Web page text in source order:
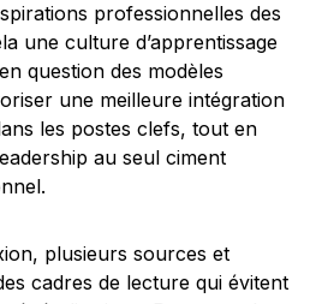
professionnelles des
une culture d’apprentissage
question des modèles
une meilleure intégration
les postes clefs, tout en
au seul ciment
plusieurs sources et
cadres de lecture qui évitent